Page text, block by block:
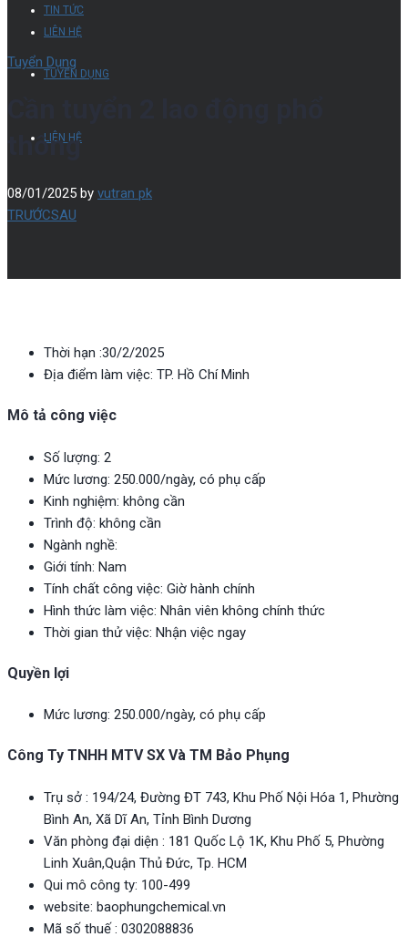
LIÊN HỆ
TIN TỨC
TUYỂN DỤNG
LIÊN HỆ
Tuyển Dụng
thông
08/01/2025 by vutran pk
TRƯỚCSAU
Thời hạn :30/2/2025
Địa điểm làm việc: TP. Hồ Chí Minh
Mô tả công việc
Số lượng: 2
Mức lương: 250.000/ngày, có phụ cấp
Kinh nghiệm: không cần
Trình độ: không cần
Ngành nghề:
Giới tính: Nam
Tính chất công việc: Giờ hành chính
Hình thức làm việc: Nhân viên không chính thức
Thời gian thử việc: Nhận việc ngay
Quyền lợi
Mức lương: 250.000/ngày, có phụ cấp
Công Ty TNHH MTV SX Và TM Bảo Phụng
Trụ sở : 194/24, Đường ĐT 743, Khu Phố Nội Hóa 1, Phường
Bình An, Xã Dĩ An, Tỉnh Bình Dương
Văn phòng đại diện : 181 Quốc Lộ 1K, Khu Phố 5, Phường
Linh Xuân,Quận Thủ Đức, Tp. HCM
Qui mô công ty: 100-499
website: baophungchemical.vn
Mã số thuế : 0302088836